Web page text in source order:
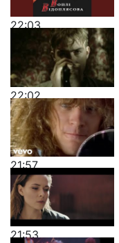
22:03
22:02
21:57
21:53